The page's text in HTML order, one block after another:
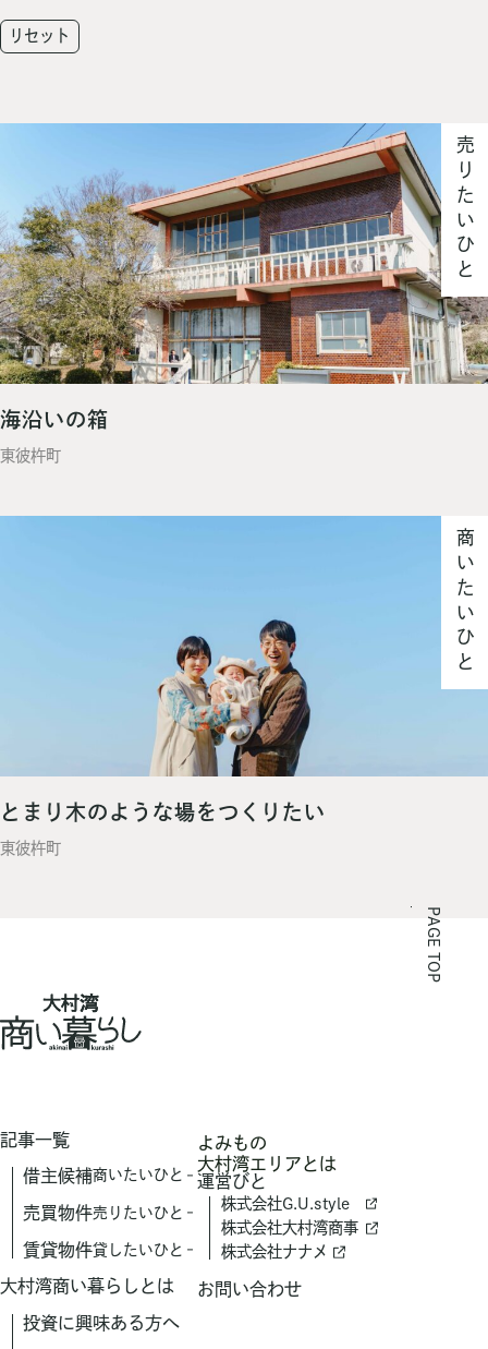
リセット
売りたいひと
海沿いの箱
東彼杵町
商いたいひと
とまり木のような場をつくりたい
東彼杵町
PAGE TOP
記事一覧
借主候補商いたいひと
売買物件売りたいひと
賃貸物件貸したいひと
大村湾商い暮らしとは
投資に興味ある方へ
よみもの
大村湾エリアとは
運営びと
株式会社G.U.style
株式会社大村湾商事
株式会社ナナメ
お問い合わせ